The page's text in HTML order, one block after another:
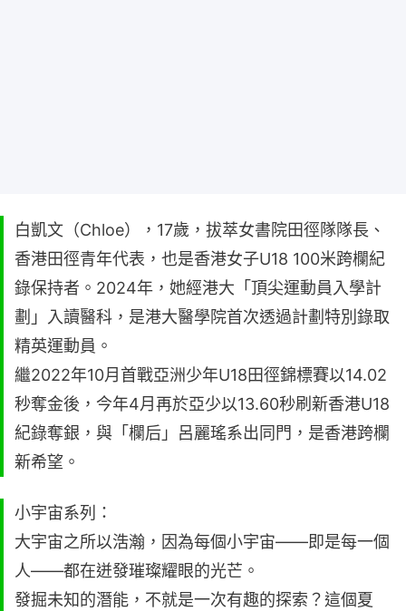
白凱文（Chloe），17歲，拔萃女書院田徑隊隊長、
香港田徑青年代表，也是香港女子U18 100米跨欄紀
錄保持者。2024年，她經港大「頂尖運動員入學計
劃」入讀醫科，是港大醫學院首次透過計劃特別錄取
精英運動員。
繼2022年10月首戰亞洲少年U18田徑錦標賽以14.02
秒奪金後，今年4月再於亞少以13.60秒刷新香港U18
紀錄奪銀，與「欄后」呂麗瑤系出同門，是香港跨欄
新希望。
小宇宙系列：
大宇宙之所以浩瀚，因為每個小宇宙——即是每一個
人——都在迸發璀璨耀眼的光芒。
發掘未知的潛能，不就是一次有趣的探索？這個夏